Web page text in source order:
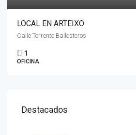
LOCAL EN ARTEIXO
Calle Torrente Ballesteros
1
OFICINA
Destacados